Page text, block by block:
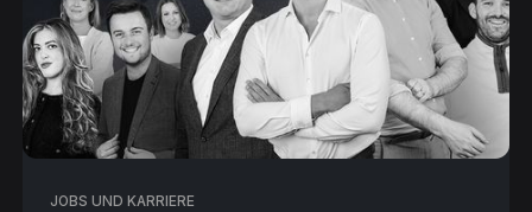
JOBS UND KARRIERE